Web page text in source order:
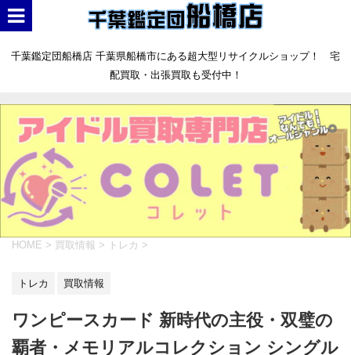
千葉鑑定団船橋店 千葉県船橋市にある超大型リサイクルショップ！ 宅
配買取・出張買取も受付中！
HOME > 買取情報 > トレカ >
トレカ 買取情報
ワンピースカード 新時代の主役・双璧の
覇者・メモリアルコレクション シングル